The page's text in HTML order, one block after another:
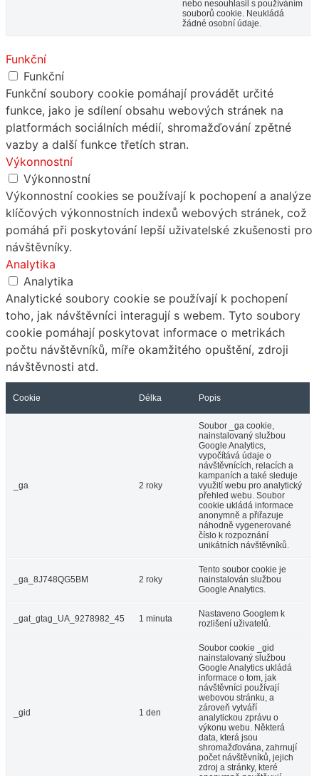
nebo nesouhlasil s používáním
souborů cookie. Neukládá
žádné osobní údaje.
Funkční
Funkční
Funkční soubory cookie pomáhají provádět určité
funkce, jako je sdílení obsahu webových stránek na
platformách sociálních médií, shromažďování zpětné
vazby a další funkce třetích stran.
Výkonnostní
Výkonnostní
Výkonnostní cookies se používají k pochopení a analýze
klíčových výkonnostních indexů webových stránek, což
pomáhá při poskytování lepší uživatelské zkušenosti pro
návštěvníky.
Analytika
Analytika
Analytické soubory cookie se používají k pochopení
toho, jak návštěvníci interagují s webem. Tyto soubory
cookie pomáhají poskytovat informace o metrikách
počtu návštěvníků, míře okamžitého opuštění, zdroji
návštěvnosti atd.
Cookie Délka Popis
_ga 2 roky
Soubor _ga cookie,
nainstalovaný službou
Google Analytics,
vypočítává údaje o
návštěvnících, relacích a
kampaních a také sleduje
využití webu pro analytický
přehled webu. Soubor
cookie ukládá informace
anonymně a přiřazuje
náhodně vygenerované
číslo k rozpoznání
unikátních návštěvníků.
_ga_8J748QG5BM 2 roky
Tento soubor cookie je
nainstalován službou
Google Analytics.
_gat_gtag_UA_9278982_45 1 minuta
Nastaveno Googlem k
rozlišení uživatelů.
_gid 1 den
Soubor cookie _gid
nainstalovaný službou
Google Analytics ukládá
informace o tom, jak
návštěvníci používají
webovou stránku, a
zároveň vytváří
analytickou zprávu o
výkonu webu. Některá
data, která jsou
shromažďována, zahrnují
počet návštěvníků, jejich
zdroj a stránky, které